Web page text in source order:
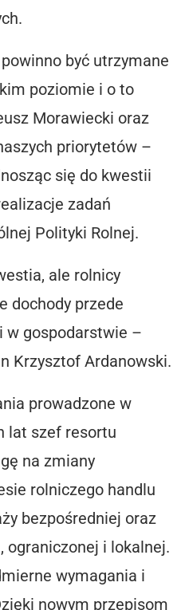
być utrzymane
poziomie i o to
Morawiecki oraz
priorytetów –
się do kwestii
zadań
Polityki Rolnej.
ale rolnicy
dochody przede
w gospodarstwie –
Krzysztof Ardanowski.
prowadzone w
lat szef resortu
na zmiany
rolniczego handlu
bezpośredniej oraz
ograniczonej i lokalnej.
wymagania i
nowym przepisom